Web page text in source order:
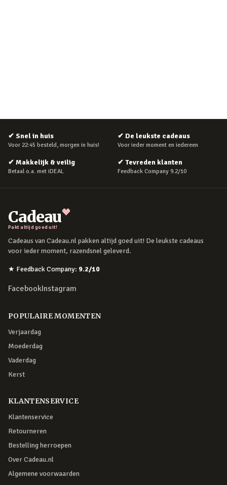
✔ Snel in huis
Voor 22:45 besteld, morgen in huis!
✔ De leukste cadeaus
Voor ieder moment en iedereen
✔ Makkelijk & veilig
Betaal o.a. met iDEAL
✔ Tevreden klanten
Feedback Company 9.2/10
Cadeau
Pakt altijd goed uit!
Cadeaus van Cadeau.nl pakken altijd goed uit! De leukste cadeaus
voor ieder moment, razendsnel geleverd.
★ Feedback Company: 9.2/10
FacebookInstagram
POPULAIRE MOMENTEN
Verjaardag
Moederdag
Vaderdag
Kerst
KLANTENSERVICE
Klantenservice
Retourneren
Bestelling herroepen
Over Cadeau.nl
Algemene voorwaarden